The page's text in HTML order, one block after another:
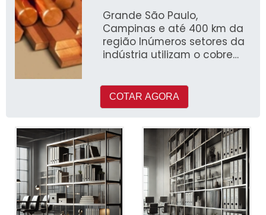
Grande São Paulo,
Campinas e até 400 km da
região Inúmeros setores da
indústria utilizam o cobre
COTAR AGORA